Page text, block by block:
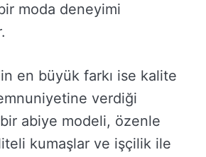
moda deneyimi
en büyük farkı ise kalite
verdiği
abiye modeli, özenle
kumaşlar ve işçilik ile